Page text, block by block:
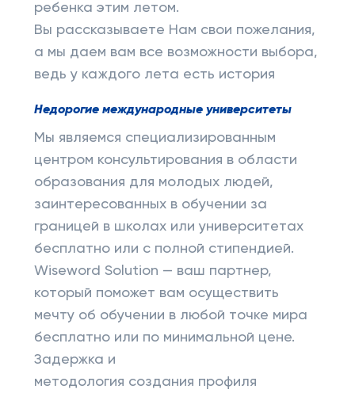
ребенка этим летом.
Вы рассказываете Нам свои пожелания,
а мы даем вам все возможности выбора,
ведь у каждого лета есть история
Недорогие международные университеты
Мы являемся специализированным
центром консультирования в области
образования для молодых людей,
заинтересованных в обучении за
границей в школах или университетах
бесплатно или с полной стипендией.
Wiseword Solution — ваш партнер,
который поможет вам осуществить
мечту об обучении в любой точке мира
бесплатно или по минимальной цене.
Задержка и
методология создания профиля